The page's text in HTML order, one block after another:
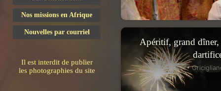
Nos missions en Afrique
Nouvelles par courriel
Il est interdit de publier
les photographies du site
Apéritif, grand dîner,
•